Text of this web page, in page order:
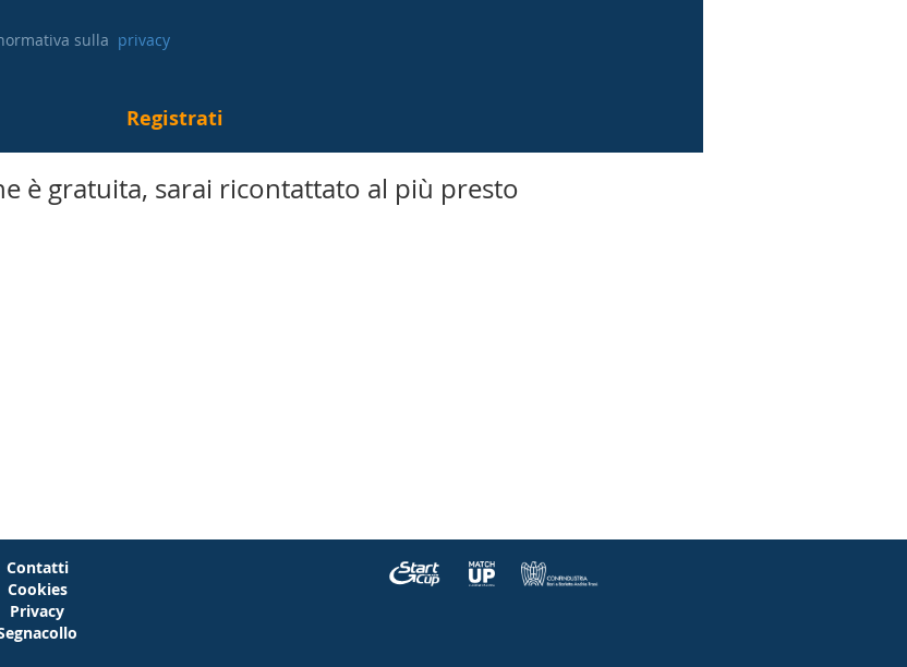
sulla privacy
è gratuita, sarai ricontattato al più presto
Contatti
Cookies
Privacy